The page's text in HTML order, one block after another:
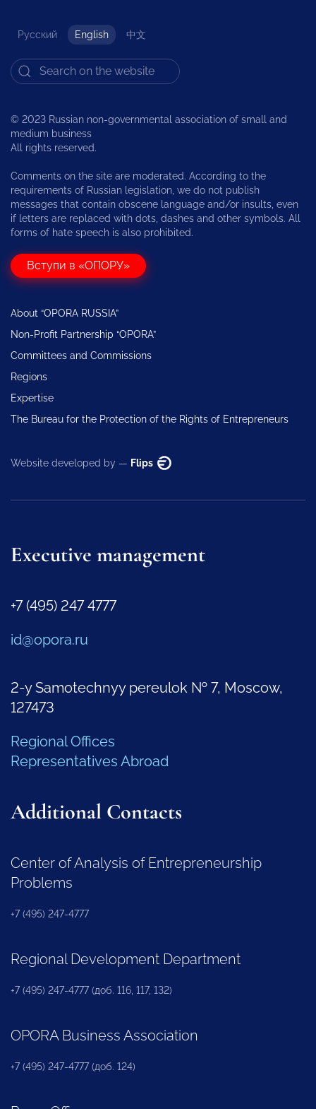
Русский English 中文
© 2023 Russian non-governmental association of small and
medium business
All rights reserved.
Comments on the site are moderated. According to the
requirements of Russian legislation, we do not publish
messages that contain obscene language and/or insults, even
if letters are replaced with dots, dashes and other symbols. All
forms of hate speech is also prohibited.
Вступи в «ОПОРУ»
About “OPORA RUSSIA”
Non-Profit Partnership “OPORA”
Committees and Commissions
Regions
Expertise
The Bureau for the Protection of the Rights of Entrepreneurs
Website developed by — Flips
Executive management
+7 (495) 247 4777
id@opora.ru
2-y Samotechnyy pereulok № 7, Moscow,
127473
Regional Offices
Representatives Abroad
Additional Contacts
Center of Analysis of Entrepreneurship
Problems
+7 (495) 247-4777
Regional Development Department
+7 (495) 247-4777 (доб. 116, 117, 132)
OPORA Business Association
+7 (495) 247-4777 (доб. 124)